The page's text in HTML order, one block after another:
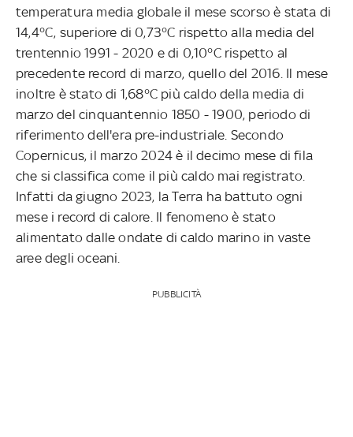
temperatura media globale il mese scorso è stata di
14,4°C, superiore di 0,73°C rispetto alla media del
trentennio 1991 - 2020 e di 0,10°C rispetto al
precedente record di marzo, quello del 2016. Il mese
inoltre è stato di 1,68°C più caldo della media di
marzo del cinquantennio 1850 - 1900, periodo di
riferimento dell'era pre-industriale. Secondo
Copernicus, il marzo 2024 è il decimo mese di fila
che si classifica come il più caldo mai registrato.
Infatti da giugno 2023, la Terra ha battuto ogni
mese i record di calore. Il fenomeno è stato
alimentato dalle ondate di caldo marino in vaste
aree degli oceani.
PUBBLICITÀ